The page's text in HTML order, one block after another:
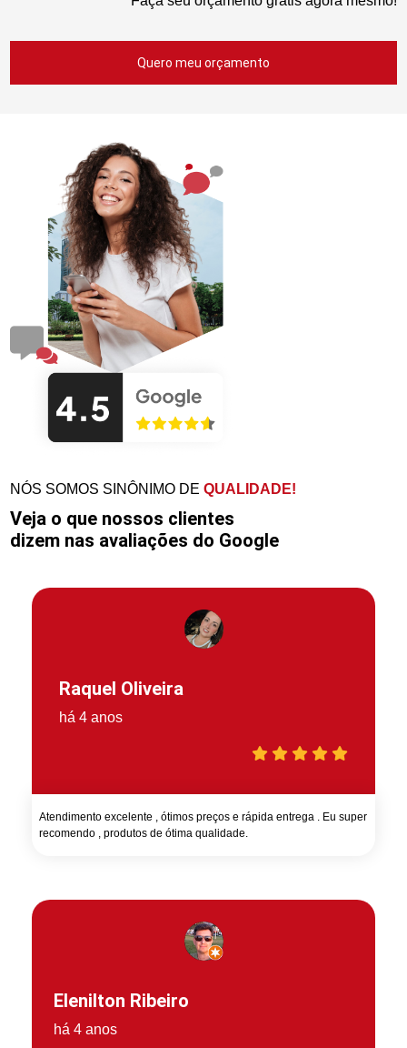
Quero meu orçamento
NÓS SOMOS SINÔNIMO DEQUALIDADE!
Veja o que nossos clientes
dizem nas avaliações do Google
Raquel Oliveira
há 4 anos
Atendimento excelente , ótimos preços e rápida entrega . Eu super
recomendo , produtos de ótima qualidade.
Elenilton Ribeiro
há 4 anos